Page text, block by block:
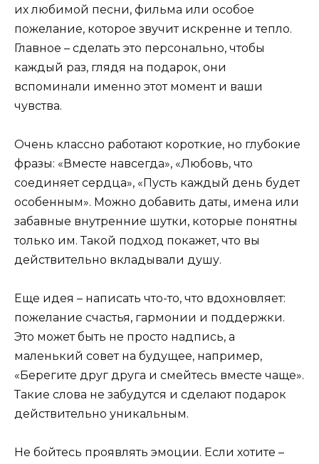
их любимой песни, фильма или особое
пожелание, которое звучит искренне и тепло.
Главное – сделать это персонально, чтобы
каждый раз, глядя на подарок, они
вспоминали именно этот момент и ваши
чувства.
Очень классно работают короткие, но глубокие
фразы: «Вместе навсегда», «Любовь, что
соединяет сердца», «Пусть каждый день будет
особенным». Можно добавить даты, имена или
забавные внутренние шутки, которые понятны
только им. Такой подход покажет, что вы
действительно вкладывали душу.
Еще идея – написать что-то, что вдохновляет:
пожелание счастья, гармонии и поддержки.
Это может быть не просто надпись, а
маленький совет на будущее, например,
«Берегите друг друга и смейтесь вместе чаще».
Такие слова не забудутся и сделают подарок
действительно уникальным.
Не бойтесь проявлять эмоции. Если хотите –